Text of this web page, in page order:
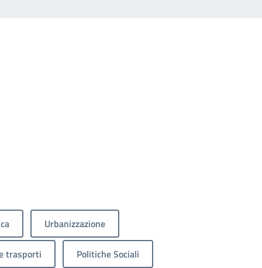
Urbanizzazione
trasporti Politiche Sociali